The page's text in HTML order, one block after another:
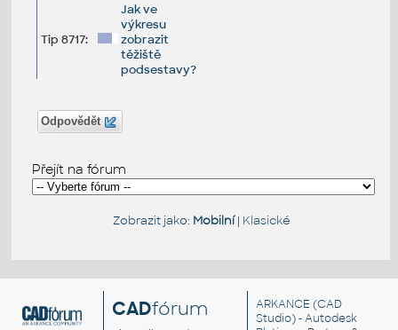
Tip 8717:
Jak ve
výkresu
zobrazit
těžiště
podsestavy?
Odpovědět
Přejít na fórum
Zobrazit jako: Mobilní| Klasické
CADfórum ARKANCE (CAD
Studio) - Autodesk